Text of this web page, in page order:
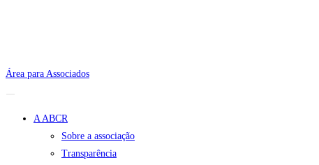
Área para Associados
A ABCR
Sobre a associação
Transparência